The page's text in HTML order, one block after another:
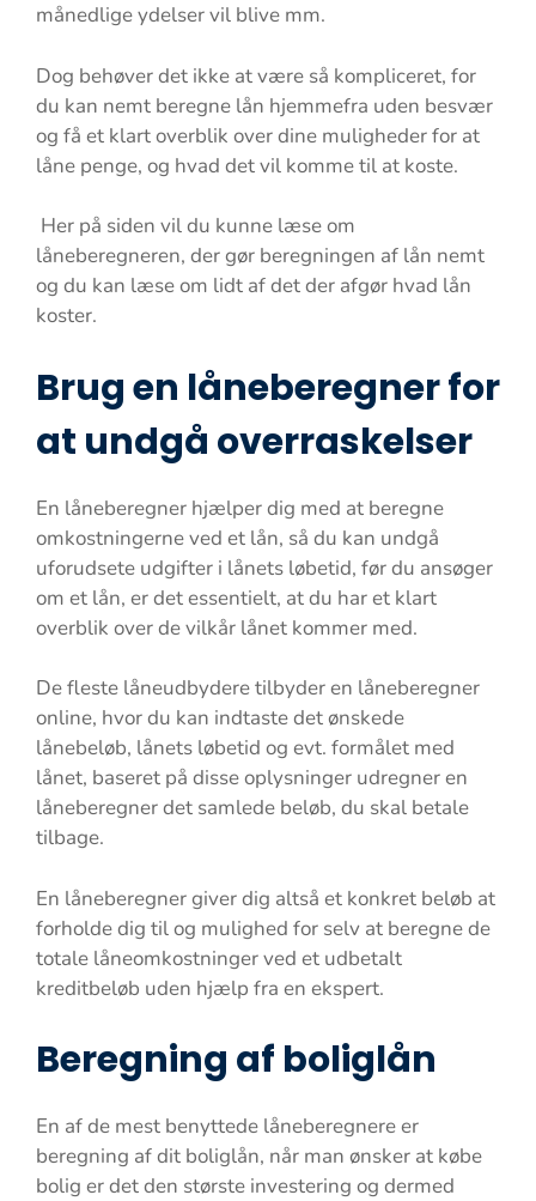
månedlige ydelser vil blive mm.
Dog behøver det ikke at være så kompliceret, for
du kan nemt beregne lån hjemmefra uden besvær
og få et klart overblik over dine muligheder for at
låne penge, og hvad det vil komme til at koste.
Her på siden vil du kunne læse om
låneberegneren, der gør beregningen af lån nemt
og du kan læse om lidt af det der afgør hvad lån
koster.
Brug en låneberegner for
at undgå overraskelser
En låneberegner hjælper dig med at beregne
omkostningerne ved et lån, så du kan undgå
uforudsete udgifter i lånets løbetid, før du ansøger
om et lån, er det essentielt, at du har et klart
overblik over de vilkår lånet kommer med.
De fleste låneudbydere tilbyder en låneberegner
online, hvor du kan indtaste det ønskede
lånebeløb, lånets løbetid og evt. formålet med
lånet, baseret på disse oplysninger udregner en
låneberegner det samlede beløb, du skal betale
tilbage.
En låneberegner giver dig altså et konkret beløb at
forholde dig til og mulighed for selv at beregne de
totale låneomkostninger ved et udbetalt
kreditbeløb uden hjælp fra en ekspert.
Beregning af boliglån
En af de mest benyttede låneberegnere er
beregning af dit boliglån, når man ønsker at købe
bolig er det den største investering og dermed